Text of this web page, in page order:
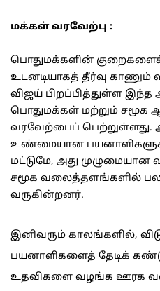
மக்கள் வரவேற்பு :
பொதுமக்களின் குறைகளைக்
உடனடியாகத் தீர்வு
விஜய் பிறப்பித்துள்ள இந்த
பொதுமக்கள் மற்றும் சமூக
வரவேற்பைப் பெற்றுள்ளது.
உண்மையான
மட்டுமே, அது முழுமையான
சமூக வலைத்தளங்களில்
வருகின்றனர்.
இனிவரும் காலங்களில்,
பயனாளிகளைத் தேடிக்
உதவிகளை வழங்க ஊரக